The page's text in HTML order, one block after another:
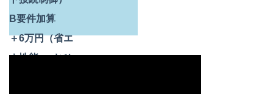
B要件加算
＋6万円（省エ
ネ性能 or おひ